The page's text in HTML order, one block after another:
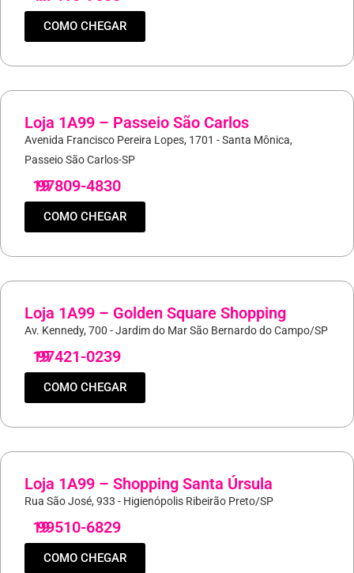
COMO CHEGAR
Loja 1A99 – Passeio São Carlos
Avenida Francisco Pereira Lopes, 1701 - Santa Mônica,
Passeio São Carlos-SP
19
97809-4830
COMO CHEGAR
Loja 1A99 – Golden Square Shopping
Av. Kennedy, 700 - Jardim do Mar São Bernardo do Campo/SP
19
97421-0239
COMO CHEGAR
Loja 1A99 – Shopping Santa Úrsula
Rua São José, 933 - Higienópolis Ribeirão Preto/SP
19
99510-6829
COMO CHEGAR